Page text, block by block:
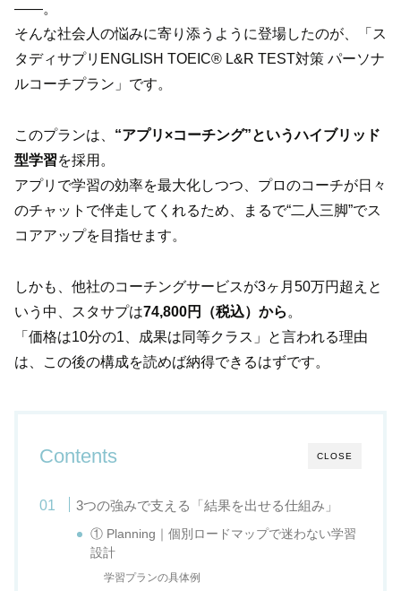
——。
そんな社会人の悩みに寄り添うように登場したのが、「ス
タディサプリENGLISH TOEIC® L&R TEST対策 パーソナ
ルコーチプラン」です。
このプランは、 “アプリ×コーチング”というハイブリッド
型学習を採用。
アプリで学習の効率を最大化しつつ、プロのコーチが日々
のチャットで伴走してくれるため、まるで“二人三脚”でス
コアアップを目指せます。
しかも、他社のコーチングサービスが3ヶ月50万円超えと
いう中、スタサプは74,800円（税込）から 。
「価格は10分の1、成果は同等クラス」と言われる理由
は、この後の構成を読めば納得できるはずです。
CLOSE
Contents
3つの強みで支える「結果を出せる仕組み」
① Planning｜個別ロードマップで迷わない学習
設計
学習プランの具体例